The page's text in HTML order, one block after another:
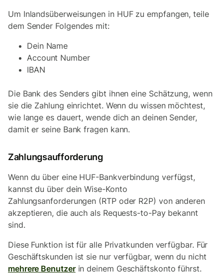
Um Inlandsüberweisungen in HUF zu empfangen, teile
dem Sender Folgendes mit:
Dein Name
Account Number
IBAN
Die Bank des Senders gibt ihnen eine Schätzung, wenn
sie die Zahlung einrichtet. Wenn du wissen möchtest,
wie lange es dauert, wende dich an deinen Sender,
damit er seine Bank fragen kann.
Zahlungsaufforderung
Wenn du über eine HUF-Bankverbindung verfügst,
kannst du über dein Wise-Konto
Zahlungsanforderungen (RTP oder R2P) von anderen
akzeptieren, die auch als Requests-to-Pay bekannt
sind.
Diese Funktion ist für alle Privatkunden verfügbar. Für
Geschäftskunden ist sie nur verfügbar, wenn du nicht
mehrere Benutzerin deinem Geschäftskonto führst.